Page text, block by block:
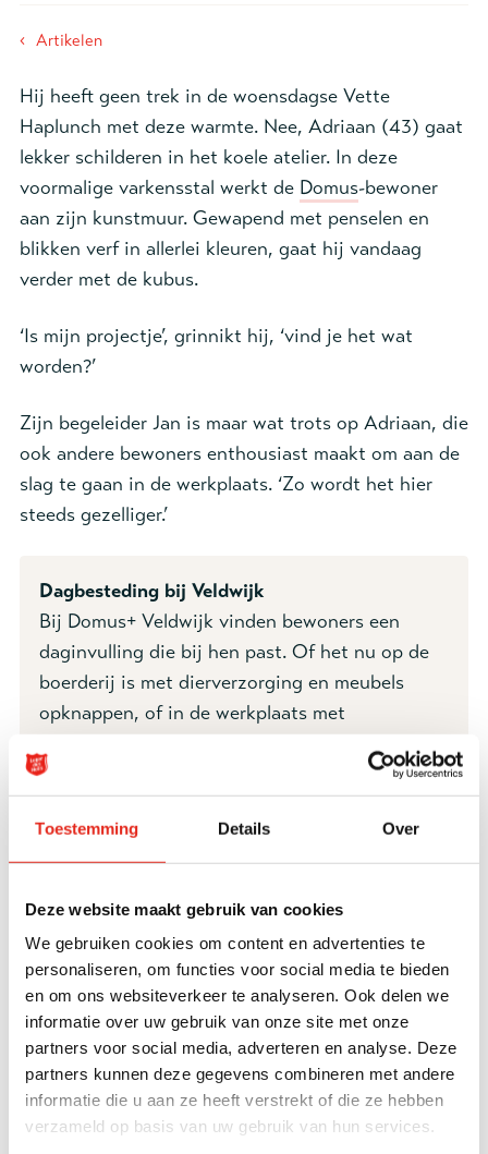
Toestemming Details Over
Deze website maakt gebruik van cookies
We gebruiken cookies om content en advertenties te
personaliseren, om functies voor social media te bieden
en om ons websiteverkeer te analyseren. Ook delen we
informatie over uw gebruik van onze site met onze
partners voor social media, adverteren en analyse. Deze
partners kunnen deze gegevens combineren met andere
informatie die u aan ze heeft verstrekt of die ze hebben
verzameld op basis van uw gebruik van hun services.
‹ Artikelen
Hij heeft geen trek in de woensdagse Vette
Haplunch met deze warmte. Nee, Adriaan (43) gaat
lekker schilderen in het koele atelier. In deze
voormalige varkensstal werkt de Domus-bewoner
aan zijn kunstmuur. Gewapend met penselen en
blikken verf in allerlei kleuren, gaat hij vandaag
verder met de kubus.
‘Is mijn projectje’, grinnikt hij, ‘vind je het wat
worden?’
Zijn begeleider Jan is maar wat trots op Adriaan, die
ook andere bewoners enthousiast maakt om aan de
slag te gaan in de werkplaats. ‘Zo wordt het hier
steeds gezelliger.’
Dagbesteding bij Veldwijk
Bij Domus+ Veldwijk vinden bewoners een
daginvulling die bij hen past. Of het nu op de
boerderij is met dierverzorging en meubels
opknappen, of in de werkplaats met
is altijd iets te doen. Zoals Adriaan, die in het
atelier aan zijn kleurrijke kunstproject werkt en
anderen inspireert om creatief aan de slag te
gaan.
Wil je werken bij Domus+ Veldwijk?